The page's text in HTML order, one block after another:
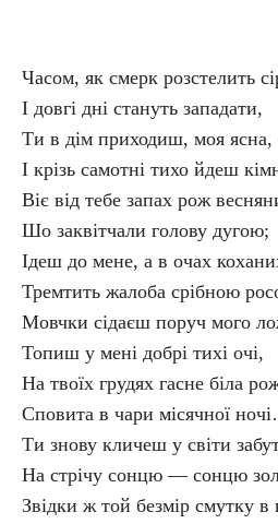
Часом, як смерк розстелить
І довгі дні стануть западати,
Ти в дім приходиш, моя ясна,
І крізь самотні тихо йдеш
Віє від тебе запах рож
Шо заквітчали голову дугою;
Ідеш до мене, а в очах
Тремтить жалоба срібною
Мовчки сідаєш поруч мого
Топиш у мені добрі тихі очі,
На твоїх грудях гасне біла
Сповита в чари місячної
Ти знову кличеш у світи
На стрічу сонцю — сонцю
Звідки ж той безмір смутку в